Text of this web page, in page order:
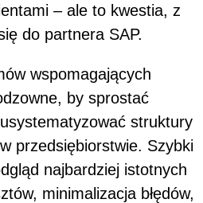
– ale to kwestia, z
do partnera SAP.
wspomagających
by sprostać
struktury
przedsiębiorstwie. Szybki
najbardziej istotnych
minimalizacja błędów,